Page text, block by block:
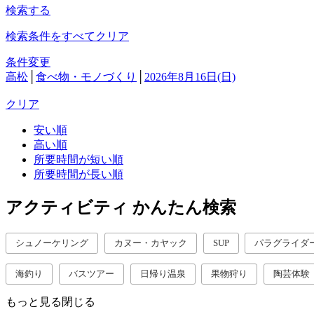
検索する
検索条件をすべてクリア
条件変更
高松
食べ物・モノづくり 2026年8月16日(日)
クリア
安い順
高い順
所要時間が短い順
所要時間が長い順
アクティビティ かんたん検索
シュノーケリング カヌー・カヤック SUP パラグライダ
海釣り バスツアー 日帰り温泉 果物狩り 陶芸体験
もっと見る 閉じる